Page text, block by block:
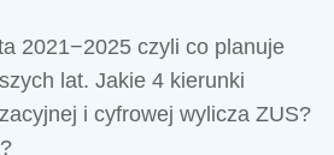
2021−2025 czyli co planuje
lat. Jakie 4 kierunki
i cyfrowej wylicza ZUS?